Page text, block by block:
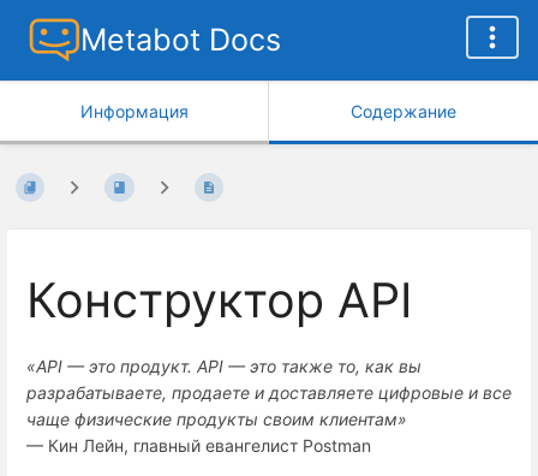
Metabot Docs
Информация Содержание
Конструктор API
«API — это продукт. API — это также то, как вы
разрабатываете, продаете и доставляете цифровые и все
чаще физические продукты своим клиентам»
— Кин Лейн, главный евангелист Postman